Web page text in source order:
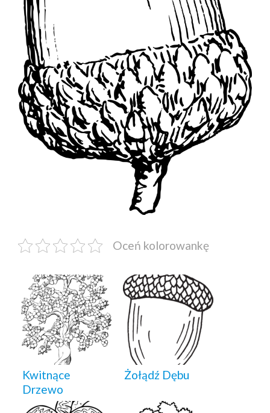
Oceń kolorowankę
Kwitnące
Drzewo
Żołądź Dębu